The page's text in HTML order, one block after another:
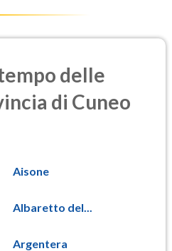
delle
di Cuneo
Aisone
Albaretto del...
Argentera